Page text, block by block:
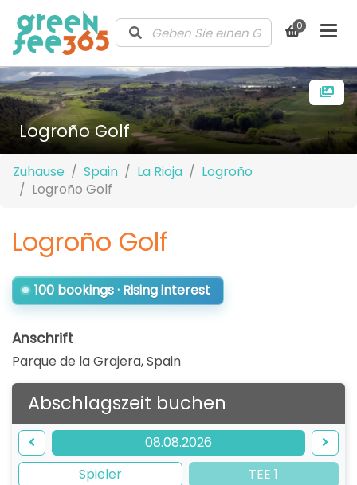
0
Logroño Golf
Zuhause Spain La Rioja
Logroño
Logroño Golf
Logroño Golf
100 bookings · Rising interest
Anschrift
Parque de la Grajera,Spain
Abschlagszeit buchen
08.08.2026
Spieler
TEE 1